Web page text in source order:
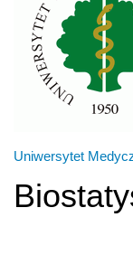
Uniwersytet